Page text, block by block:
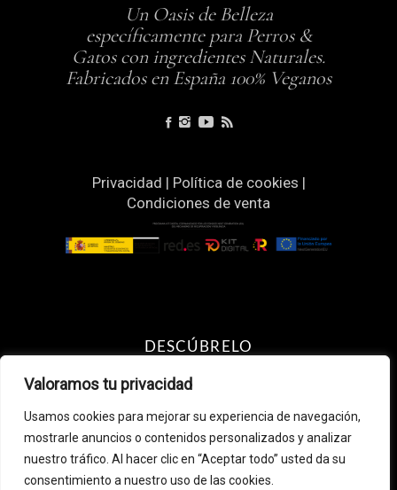
Valoramos tu privacidad
Usamos cookies para mejorar su experiencia de navegación,
mostrarle anuncios o contenidos personalizados y analizar
nuestro tráfico. Al hacer clic en “Aceptar todo” usted da su
consentimiento a nuestro uso de las cookies.
Un Oasis de Belleza
específicamente para Perros &
Gatos con ingredientes Naturales.
Fabricados en España 100% Veganos
Privacidad | Política de cookies |
Condiciones de venta
DESCÚBRELO
Resultado un pelo más sano &
Recomendaciones según Raza
¿Eres profesional de peluquería
canina o veterinaria? Accede aquí